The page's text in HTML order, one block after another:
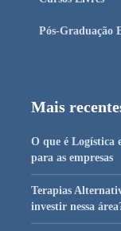
Pós-Graduação
Mais
O que é Logística
para as empresas
Terapias
investir nessa